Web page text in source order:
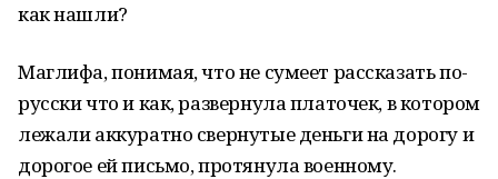
как нашли?
Маглифа, понимая, что не сумеет рассказать по-
рус­ски что и как, развернула платочек, в котором
лежали аккуратно свернутые деньги на дорогу и
дорогое ей письмо, протянула военному.